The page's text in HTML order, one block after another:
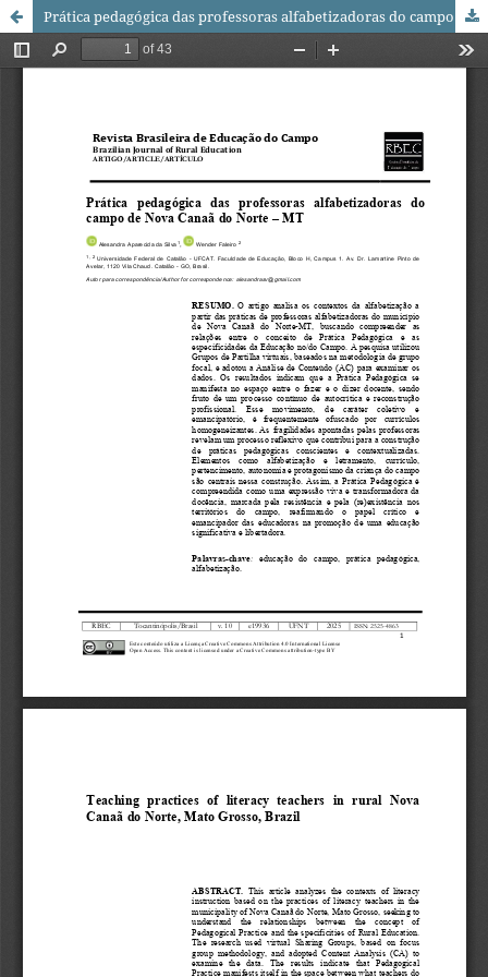
Prática pedagógica das professoras alfabetizadoras do campo de Nova Canaã do Norte – MT